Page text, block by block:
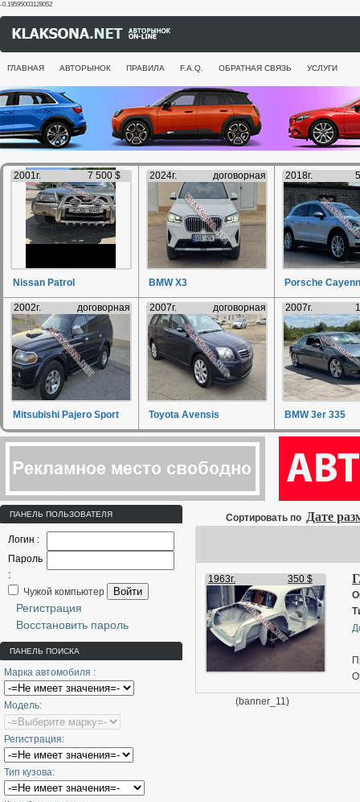
-0.19595003128052
ГЛАВНАЯ АВТОРЫНОК ПРАВИЛА F.A.Q. ОБРАТНАЯ СВЯЗЬ УСЛУГИ
2001г. 7 500 $
Nissan Patrol
2024г. договорная
BMW X3
2018г.
Porsche
2002г. договорная
Mitsubishi Pajero Sport
2007г. договорная
Toyota Avensis
2007г.
BMW 3er 335
ПАНЕЛЬ ПОЛЬЗОВАТЕЛЯ
Логин :
Пароль
:
Чужой компьютер
Войти
Регистрация
Восстановить пароль
ПАНЕЛЬ ПОИСКА
Марка автомобиля :
Модель:
Регистрация:
Тип кузова:
Сортировать по Дате
1963г. 350 $
(banner_11)